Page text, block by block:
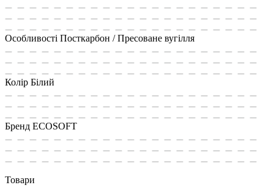
Особливості Посткарбон / Пресоване вугілля
Колір Білий
Бренд ECOSOFT
Товари